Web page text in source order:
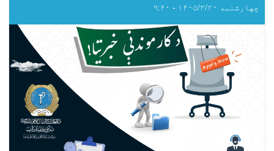
شاه
مېنې روغتون)
چهارشنبه ۱۴۰۵/۳/۲۰ - ۹:۴۰